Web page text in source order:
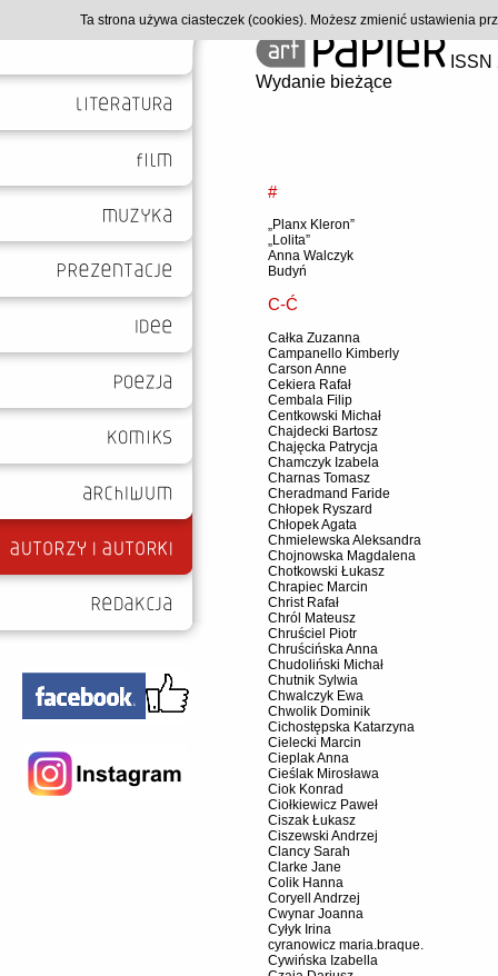
Wydanie bieżące
#
„Planx Kleron”
„Lolita”
Anna Walczyk
Budyń
C-Ć
Całka Zuzanna
Campanello Kimberly
Carson Anne
Cekiera Rafał
Cembala Filip
Centkowski Michał
Chajdecki Bartosz
Chajęcka Patrycja
Chamczyk Izabela
Charnas Tomasz
Cheradmand Faride
Chłopek Ryszard
Chłopek Agata
Chmielewska Aleksandra
Chojnowska Magdalena
Chotkowski Łukasz
Chrapiec Marcin
Christ Rafał
Chról Mateusz
Chruściel Piotr
Chruścińska Anna
Chudoliński Michał
Chutnik Sylwia
Chwalczyk Ewa
Chwolik Dominik
Cichostępska Katarzyna
Cielecki Marcin
Cieplak Anna
Cieślak Mirosława
Ciok Konrad
Ciołkiewicz Paweł
Ciszak Łukasz
Ciszewski Andrzej
Clancy Sarah
Clarke Jane
Colik Hanna
Coryell Andrzej
Cwynar Joanna
Cyłyk Irina
cyranowicz maria.braque.
Cywińska Izabella
Ta strona używa ciasteczek (cookies). Możesz zmienić ustawienia